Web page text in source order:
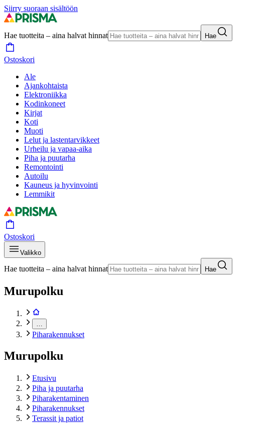
Siirry suoraan sisältöön
Hae tuotteita – aina halvat hinnat Hae
Ostoskori
Ale
Ajankohtaista
Elektroniikka
Kodinkoneet
Kirjat
Koti
Muoti
Lelut ja lastentarvikkeet
Urheilu ja vapaa-aika
Piha ja puutarha
Remontointi
Autoilu
Kauneus ja hyvinvointi
Lemmikit
Ostoskori
Valikko
Hae tuotteita – aina halvat hinnat Hae
Murupolku
Piharakennukset
Murupolku
Etusivu
Piha ja puutarha
Piharakentaminen
Piharakennukset
Terassit ja patiot